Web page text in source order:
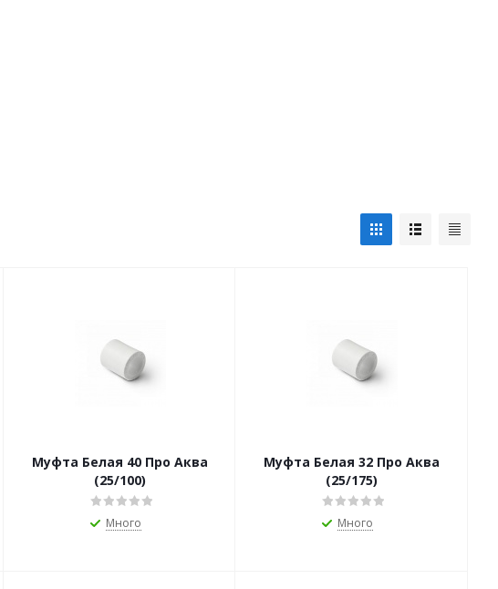
Муфта Белая 40 Про Аква
(25/100)
Много
Муфта Белая 32 Про Аква
(25/175)
Много